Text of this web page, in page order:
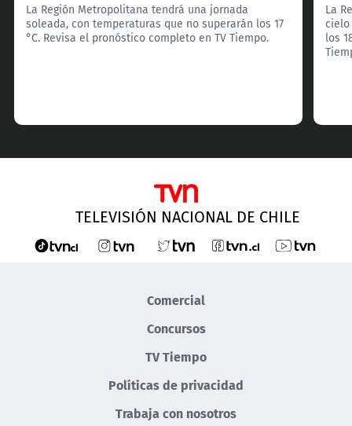
La Región Metropolitana tendrá una jornada
soleada, con temperaturas que no superarán los 17
°C. Revisa el pronóstico completo en TV Tiempo.
La
cielo
los
TELEVISIÓN NACIONAL DE CHILE
Comercial
Concursos
TV Tiempo
Políticas de privacidad
Trabaja con nosotros